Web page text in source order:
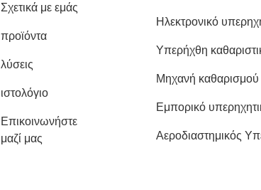
Σχετικά με εμάς
προϊόντα
λύσεις
ιστολόγιο
Επικοινωνήστε
μαζί μας
Ηλεκτρονικό
Υπερήχθη
Μηχανή
Εμπορικό
Αεροδιαστημικός